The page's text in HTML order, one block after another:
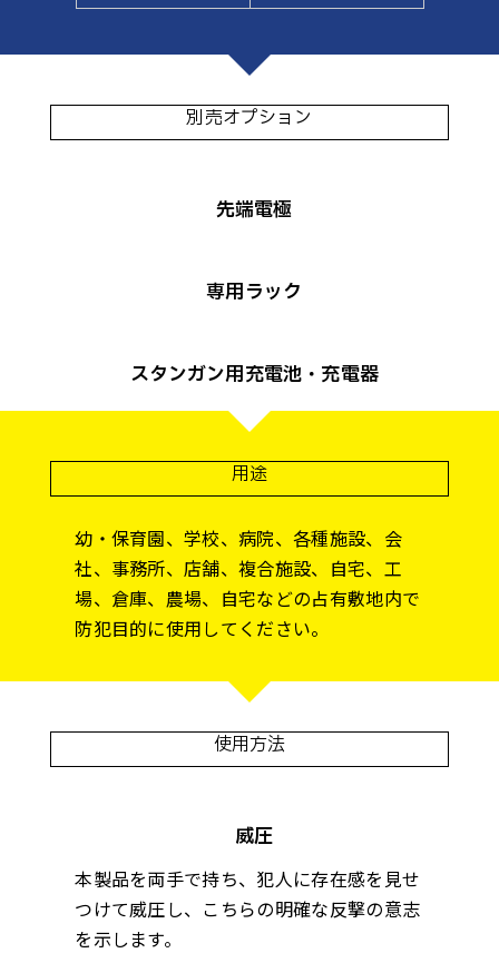
別売オプション
先端電極
専用ラック
スタンガン用充電池・充電器
用途
幼・保育園、学校、病院、各種施設、会
社、事務所、店舗、複合施設、自宅、工
場、倉庫、農場、自宅などの占有敷地内で
防犯目的に使用してください。
使用方法
威圧
本製品を両手で持ち、犯人に存在感を見せ
つけて威圧し、こちらの明確な反撃の意志
を示します。